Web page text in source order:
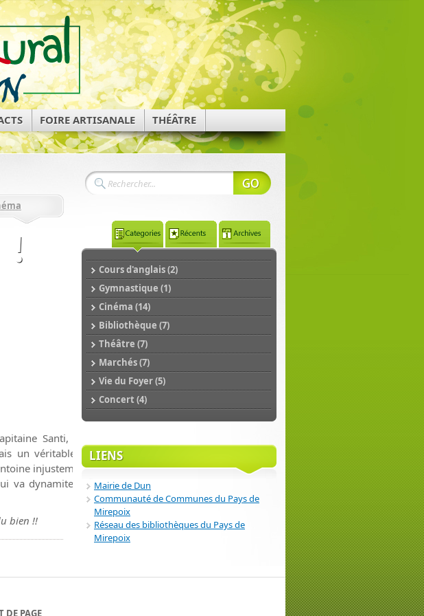
FOIRE ARTISANALE THÉÂTRE
Santi, héros local tombé au
un véritable ripou. Déterminée à
injustement incarcéré par Santi
va dynamiter leurs vies à tous les
bien !!
Cours d'anglais (2)
Gymnastique (1)
Cinéma (14)
Bibliothèque (7)
Théâtre (7)
Marchés (7)
Vie du Foyer (5)
Concert (4)
LIENS
Mairie de Dun
Communauté de Communes du Pays de
Mirepoix
Réseau des bibliothèques du Pays de
Mirepoix
DE PAGE